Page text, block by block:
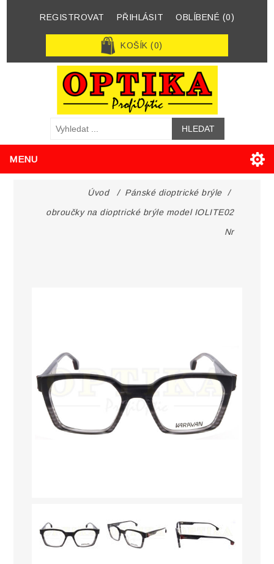
REGISTROVAT PŘIHLÁSIT OBLÍBENÉ (0)
KOŠÍK (0)
MENU
Úvod / Pánské dioptrické brýle /
obroučky na dioptrické brýle model IOLITE02
Nr